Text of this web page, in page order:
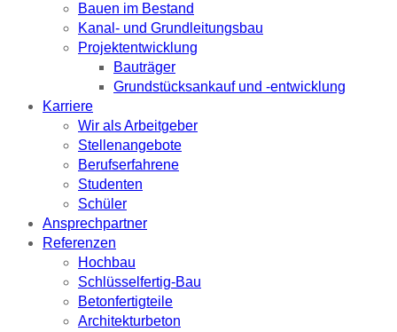
Bauen im Bestand
Kanal- und Grundleitungsbau
Projektentwicklung
Bauträger
Grundstücksankauf und -entwicklung
Karriere
Wir als Arbeitgeber
Stellenangebote
Berufserfahrene
Studenten
Schüler
Ansprechpartner
Referenzen
Hochbau
Schlüsselfertig-Bau
Betonfertigteile
Architekturbeton